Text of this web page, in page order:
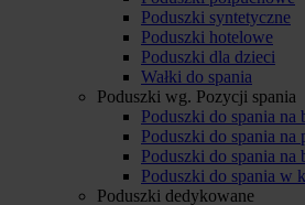
Poduszki syntetyczne
Poduszki hotelowe
Poduszki dla dzieci
Wałki do spania
Poduszki wg. Pozycji spania
Poduszki do spania na
Poduszki do spania na
Poduszki do spania na
Poduszki do spania w
Poduszki dedykowane